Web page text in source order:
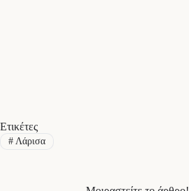
Ετικέτες
#Λάρισα